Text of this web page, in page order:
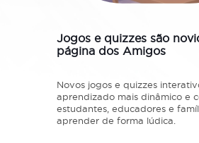
Jogos e quizzes são
página dos Amigos
Novos jogos e quizzes
aprendizado mais dinâmico e
estudantes, educadores e
aprender de forma lúdica.